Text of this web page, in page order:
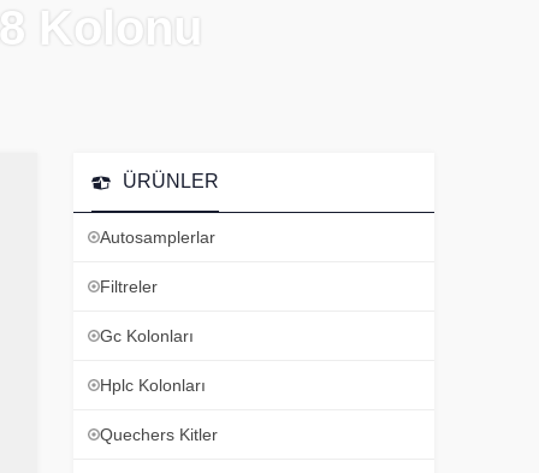
Kolonu
ÜRÜNLER
Autosamplerlar
Filtreler
Gc Kolonları
Hplc Kolonları
Quechers Kitler